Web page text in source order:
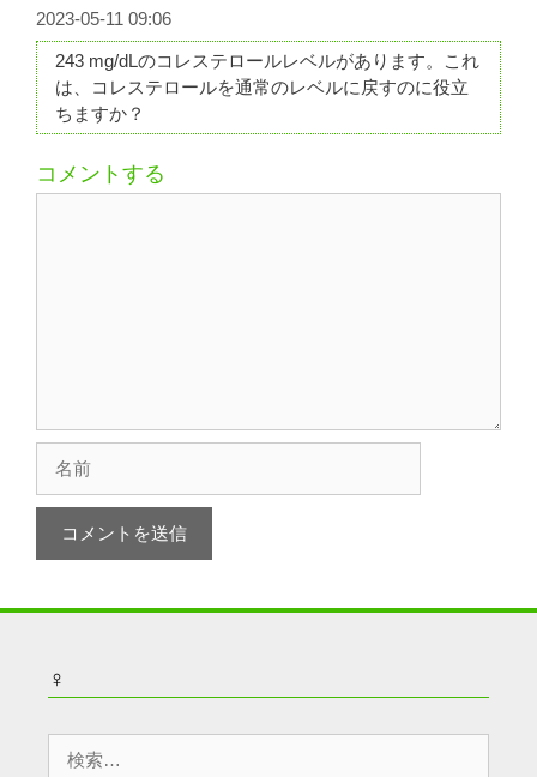
2023-05-11 09:06
243 mg/dLのコレステロールレベルがあります。これ
は、コレステロールを通常のレベルに戻すのに役立
ちますか？
コメントする
♀